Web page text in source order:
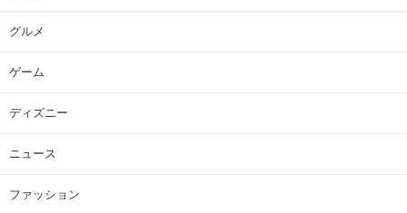
グルメ
ゲーム
ディズニー
ニュース
ファッション